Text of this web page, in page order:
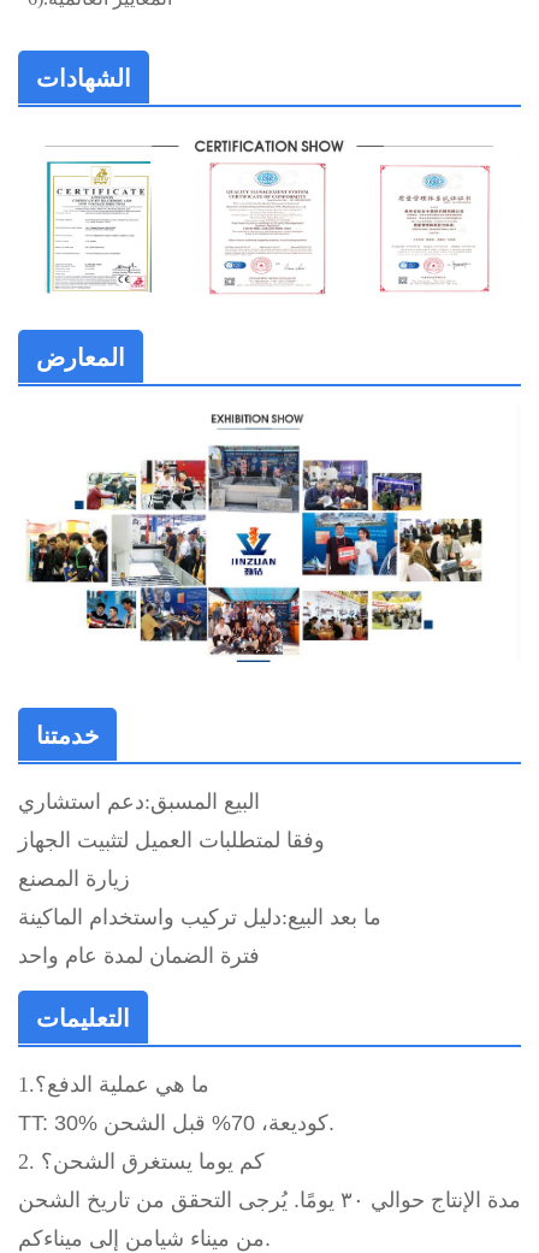
الشهادات
المعارض
خدمتنا
البيع المسبق:دعم استشاري
وفقا لمتطلبات العميل لتثبيت الجهاز
زيارة المصنع
ما بعد البيع:دليل تركيب واستخدام الماكينة
فترة الضمان لمدة عام واحد
التعليمات
1.ما هي عملية الدفع؟
TT: 30% كوديعة، 70% قبل الشحن.
2. كم يوما يستغرق الشحن؟
مدة الإنتاج حوالي ٣٠ يومًا. يُرجى التحقق من تاريخ الشحن
من ميناء شيامن إلى ميناءكم.